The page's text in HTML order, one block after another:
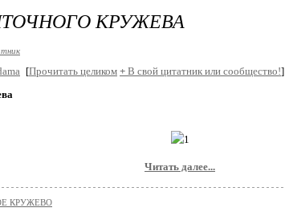
КРУЖЕВА
[Прочитать целиком + В свой цитатник или сообщество!]
Читать далее...
КРУЖЕВО